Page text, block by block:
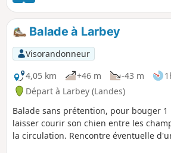
Balade à Larbey
Visorandonneur
4,05 km
+46 m -43 m
Départ à Larbey (Landes)
Balade sans prétention, pour bouger
laisser courir son chien entre les
la circulation. Rencontre éventuelle